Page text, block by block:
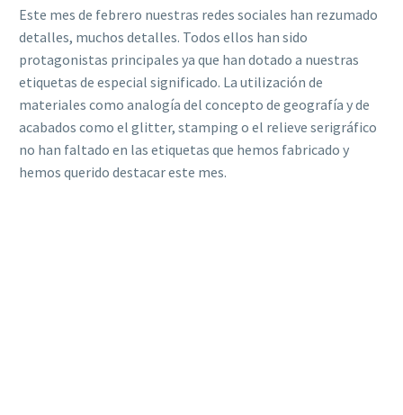
Este mes de febrero nuestras redes sociales han rezumado
detalles, muchos detalles. Todos ellos han sido
protagonistas principales ya que han dotado a nuestras
etiquetas de especial significado. La utilización de
materiales como analogía del concepto de geografía y de
acabados como el glitter, stamping o el relieve serigráfico
no han faltado en las etiquetas que hemos fabricado y
hemos querido destacar este mes.